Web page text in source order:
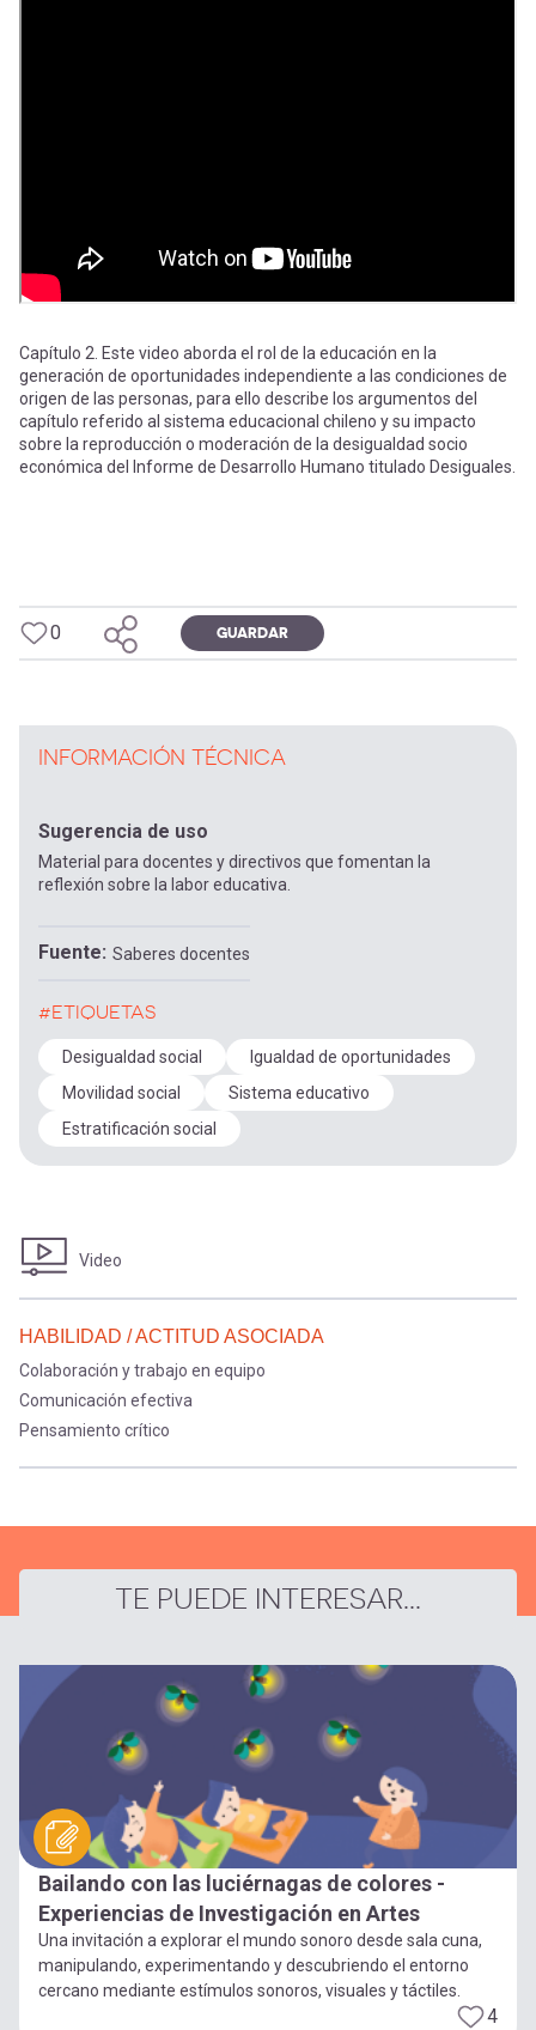
entrar
a
mi
cuenta
Capítulo 2. Este video aborda el rol de la educación en la
generación de oportunidades independiente a las condiciones de
origen de las personas, para ello describe los argumentos del
capítulo referido al sistema educacional chileno y su impacto
sobre la reproducción o moderación de la desigualdad socio
económica del Informe de Desarrollo Humano titulado Desiguales.
0 GUARDAR
INFORMACIÓN TÉCNICA
Sugerencia de uso
Material para docentes y directivos que fomentan la
reflexión sobre la labor educativa.
Fuente Saberes docentes
#ETIQUETAS
Desigualdad social
Igualdad de oportunidades
Movilidad social
Sistema educativo
Estratificación social
Video
HABILIDAD / ACTITUD ASOCIADA
Colaboración y trabajo en equipo
Comunicación efectiva
Pensamiento crítico
TE PUEDE INTERESAR...
Bailando con las luciérnagas de colores -
Experiencias de Investigación en Artes
Una invitación a explorar el mundo sonoro desde sala cuna,
manipulando, experimentando y descubriendo el entorno
cercano mediante estímulos sonoros, visuales y táctiles.
4